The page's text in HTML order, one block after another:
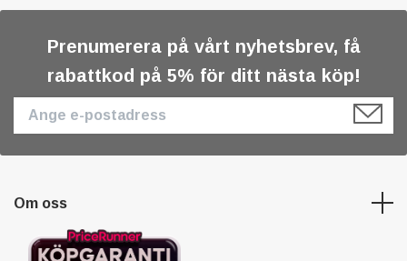
Prenumerera på vårt nyhetsbrev, få
rabattkod på 5% för ditt nästa köp!
Om oss